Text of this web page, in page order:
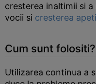
cresterea inaltimii si
vocii si cresterea
Cum sunt folositi?
Utilizarea continua a